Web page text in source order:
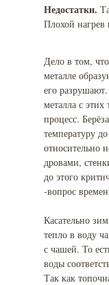
Недостатки.
Плохой
Дело в том,
металле
его
металла с
процесс.
температуру
относительно
дровами,
до этого
-вопрос
Касательно
тепло в воду
с чашей. То
воды
Так как